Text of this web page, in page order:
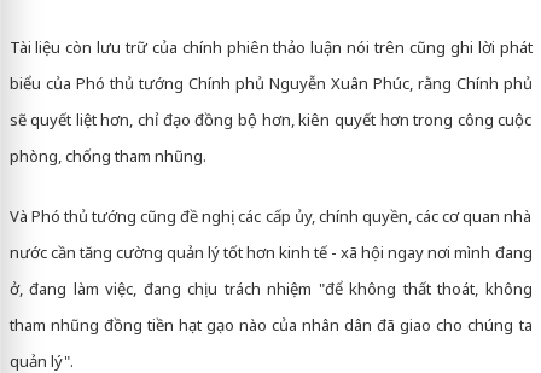
Tài liệu còn lưu trữ của chính phiên thảo luận nói trên cũng ghi lời phát
biểu của Phó thủ tướng Chính phủ Nguyễn Xuân Phúc, rằng Chính phủ
sẽ quyết liệt hơn, chỉ đạo đồng bộ hơn, kiên quyết hơn trong công cuộc
phòng, chống tham nhũng.
Và Phó thủ tướng cũng đề nghị các cấp ủy, chính quyền, các cơ quan nhà
nước cần tăng cường quản lý tốt hơn kinh tế - xã hội ngay nơi mình đang
ở, đang làm việc, đang chịu trách nhiệm "để không thất thoát, không
tham nhũng đồng tiền hạt gạo nào của nhân dân đã giao cho chúng ta
quản lý".